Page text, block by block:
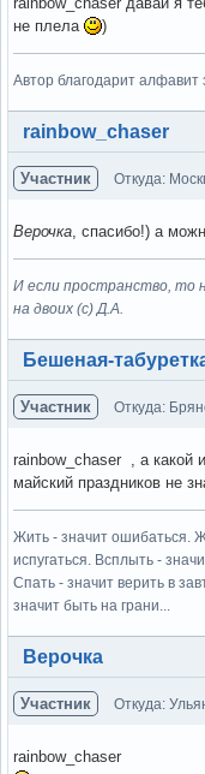
не плела
)
Автор благодарит
Вне форума
rainbow_chaser
Участник Откуда:
Верочка, спасибо!) а
И если пространство, то
на двоих (с) Д.А.
Вне форума
Бешеная-
Участник Откуда:
rainbow_chaser , а какой
майский праздников не
Жить - значит ошибаться.
испугаться. Всплыть -
Спать - значит верить в
значит быть на грани...
Вне форума
Верочка
Участник Откуда:
rainbow_chaser